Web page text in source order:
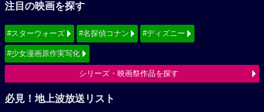
注目の映画を探す
#スターウォーズ #名探偵コナン #ディズニー
#少女漫画原作実写化
シリーズ・映画祭作品を探す
必見！地上波放送リスト